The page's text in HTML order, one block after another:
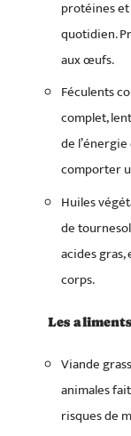
protéines
quotidien.
aux œufs.
Féculents
complet,
de
comporter
Huiles
de
acides
corps.
Les
Viande
animales
risques de